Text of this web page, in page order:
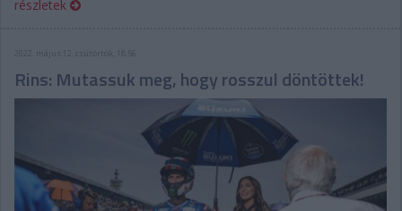
részletek
2022. május 12. csütörtök, 18:56
Rins: Mutassuk meg, hogy rosszul döntöttek!